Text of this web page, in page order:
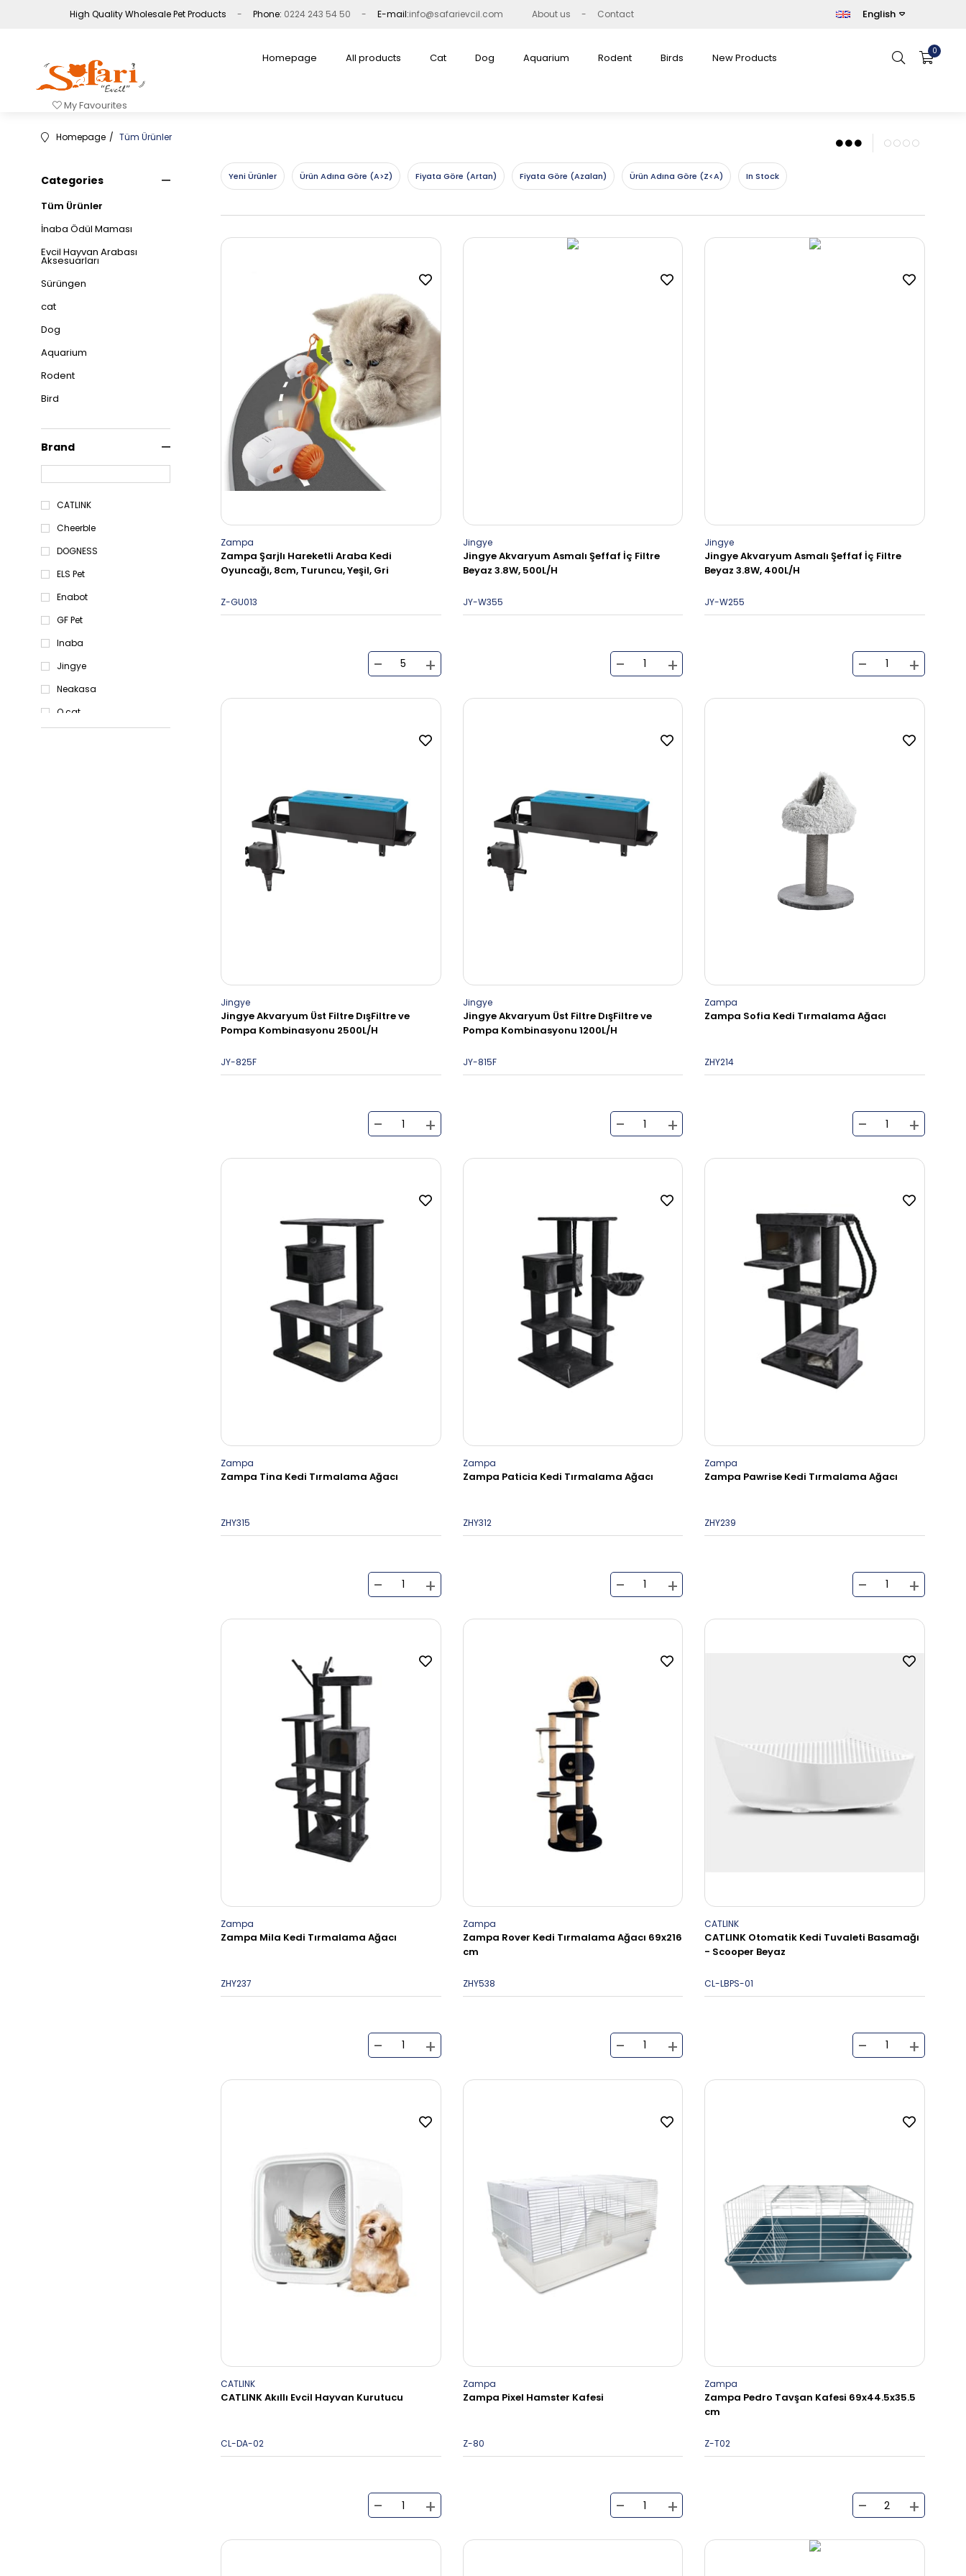
High Quality Wholesale Pet Products Phone: 0224 243 54 50 E-mail:info@safarievcil.com About us Contact
My Favourites
English
0
Homepage All products Cat Dog Aquarium Rodent Birds New Products
Homepage Tüm Ürünler
Categories
Tüm Ürünler
İnaba Ödül Maması
Evcil Hayvan Arabası
Aksesuarları
Sürüngen
cat
Dog
Aquarium
Rodent
Bird
Brand
CATLINK
Cheerble
DOGNESS
ELS Pet
Enabot
GF Pet
Inaba
Jingye
Neakasa
O cat
Yeni Ürünler Ürün Adına Göre (A>Z) Fiyata Göre (Artan) Fiyata Göre (Azalan) Ürün Adına Göre (Z<A) In Stock
Zampa
Zampa Şarjlı Hareketli Araba Kedi
Oyuncağı, 8cm, Turuncu, Yeşil, Gri
Z-GU013
Jingye
Jingye Akvaryum Asmalı Şeffaf İç Filtre
Beyaz 3.8W, 500L/H
JY-W355
Jingye
Jingye Akvaryum Asmalı Şeffaf İç Filtre
Beyaz 3.8W, 400L/H
JY-W255
Jingye
Jingye Akvaryum Üst Filtre DışFiltre ve
Pompa Kombinasyonu 2500L/H
JY-825F
Jingye
Jingye Akvaryum Üst Filtre DışFiltre ve
Pompa Kombinasyonu 1200L/H
JY-815F
Zampa
Zampa Sofia Kedi Tırmalama Ağacı
ZHY214
Zampa
Zampa Tina Kedi Tırmalama Ağacı
ZHY315
Zampa
Zampa Paticia Kedi Tırmalama Ağacı
ZHY312
Zampa
Zampa Pawrise Kedi Tırmalama Ağacı
ZHY239
Zampa
Zampa Mila Kedi Tırmalama Ağacı
ZHY237
Zampa
Zampa Rover Kedi Tırmalama Ağacı 69x216
cm
ZHY538
CATLINK
CATLINK Otomatik Kedi Tuvaleti Basamağı
- Scooper Beyaz
CL-LBPS-01
CATLINK
CATLINK Akıllı Evcil Hayvan Kurutucu
CL-DA-02
Zampa
Zampa Pixel Hamster Kafesi
Z-80
Zampa
Zampa Pedro Tavşan Kafesi 69x44.5x35.5
cm
Z-T02